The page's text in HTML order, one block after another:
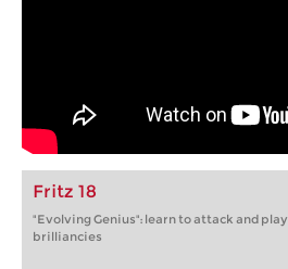
Fritz 18
"Evolving Genius": learn to attack and play
brilliancies